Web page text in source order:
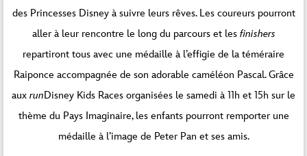
des Princesses Disney à suivre leurs rêves. Les coureurs pourront
aller à leur rencontre le long du parcours et les finishers
repartiront tous avec une médaille à l’effigie de la téméraire
Raiponce accompagnée de son adorable caméléon Pascal. Grâce
aux runDisney Kids Races organisées le samedi à 11h et 15h sur le
thème du Pays Imaginaire, les enfants pourront remporter une
médaille à l’image de Peter Pan et ses amis.